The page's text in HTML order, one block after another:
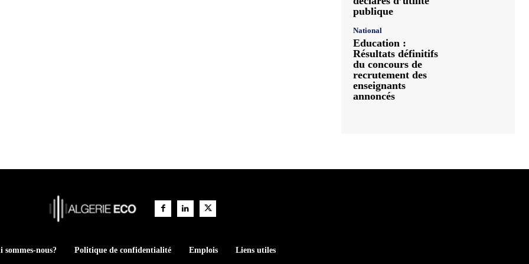
publique
National
Education :
Résultats définitifs
du concours de
recrutement des
enseignants
annoncés
sommes-nous? Politique de confidentialité Emplois Liens utiles